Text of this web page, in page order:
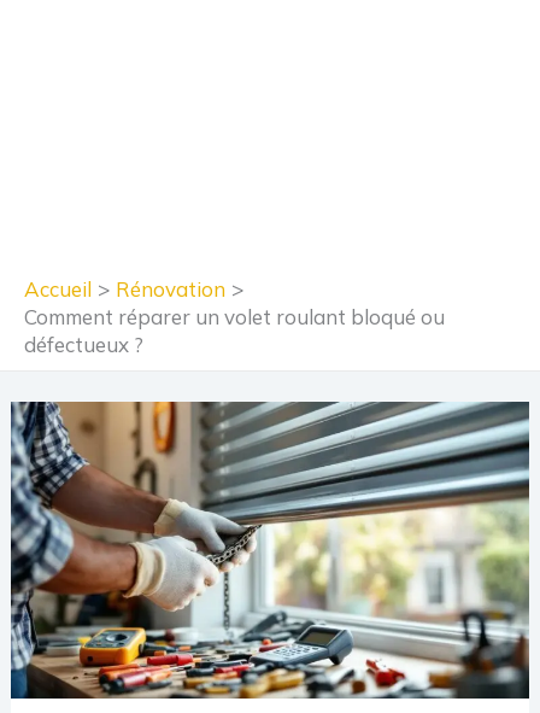
Accueil
Rénovation
Comment réparer un volet roulant bloqué ou
défectueux ?